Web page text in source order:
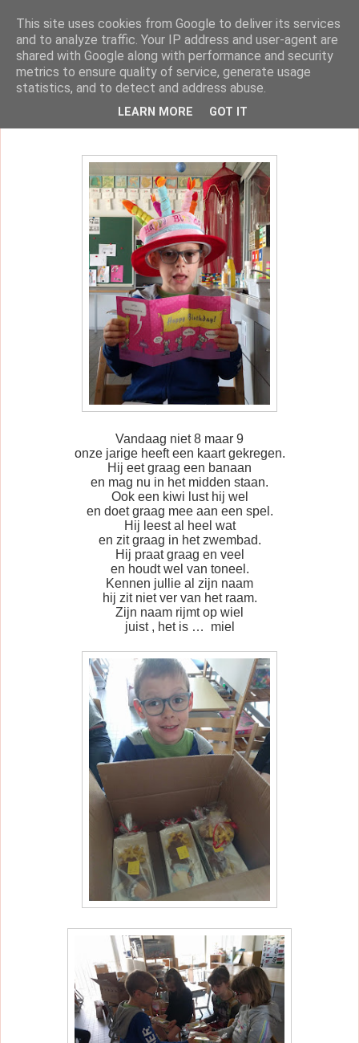
klasblog van juf Dorien
Vandaag niet 8 maar 9
onze jarige heeft een kaart gekregen.
Hij eet graag een banaan
en mag nu in het midden staan.
Ook een kiwi lust hij wel
en doet graag mee aan een spel.
Hij leest al heel wat
en zit graag in het zwembad.
Hij praat graag en veel
en houdt wel van toneel.
Kennen jullie al zijn naam
hij zit niet ver van het raam.
Zijn naam rijmt op wiel
juist , het is … miel
This site uses cookies from Google to deliver its services
and to analyze traffic. Your IP address and user-agent are
shared with Google along with performance and security
metrics to ensure quality of service, generate usage
statistics, and to detect and address abuse.
LEARN MORE GOT IT